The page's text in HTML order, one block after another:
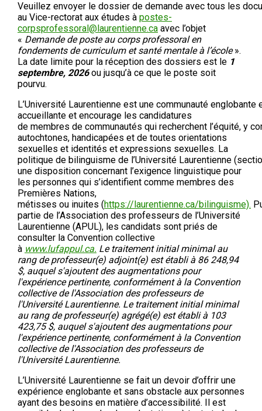
Veuillez envoyer le dossier de demande avec tous les
au Vice-rectorat aux études à postes-
corpsprofessoral@laurentienne.ca avec l’objet
« Demande de poste au corps professoral en
fondements de curriculum et santé mentale à l’école».
La date limite pour la réception des dossiers est le 1
septembre, 2026ou jusqu’à ce que le poste soit
pourvu.
L’Université Laurentienne est une communauté englobante
accueillante et encourage les candidatures
de membres de communautés qui recherchent l’équité, y
autochtones, handicapées et de toutes orientations
sexuelles et identités et expressions sexuelles. La
politique de bilinguisme de l’Université Laurentienne
une disposition concernant l’exigence linguistique pour
les personnes qui s’identifient comme membres des
Premières Nations,
métisses ou inuites (https://laurentienne.ca/bilinguisme).
partie de l’Association des professeurs de l’Université
Laurentienne (APUL), les candidats sont priés de
consulter la Convention collective
à www.lufappul.ca. Le traitement initial minimal au
rang de professeur(e) adjoint(e) est établi à 86 248,94
$, auquel s'ajoutent des augmentations pour
l'expérience pertinente, conformément à la Convention
collective de l'Association des professeurs de
l'Université Laurentienne. Le traitement initial minimal
au rang de professeur(e) agrégé(e) est établi à 103
423,75 $, auquel s'ajoutent des augmentations pour
l'expérience pertinente, conformément à la Convention
collective de l'Association des professeurs de
l'Université Laurentienne.
L’Université Laurentienne se fait un devoir d’offrir une
expérience englobante et sans obstacle aux personnes
ayant des besoins en matière d’accessibilité. Il est